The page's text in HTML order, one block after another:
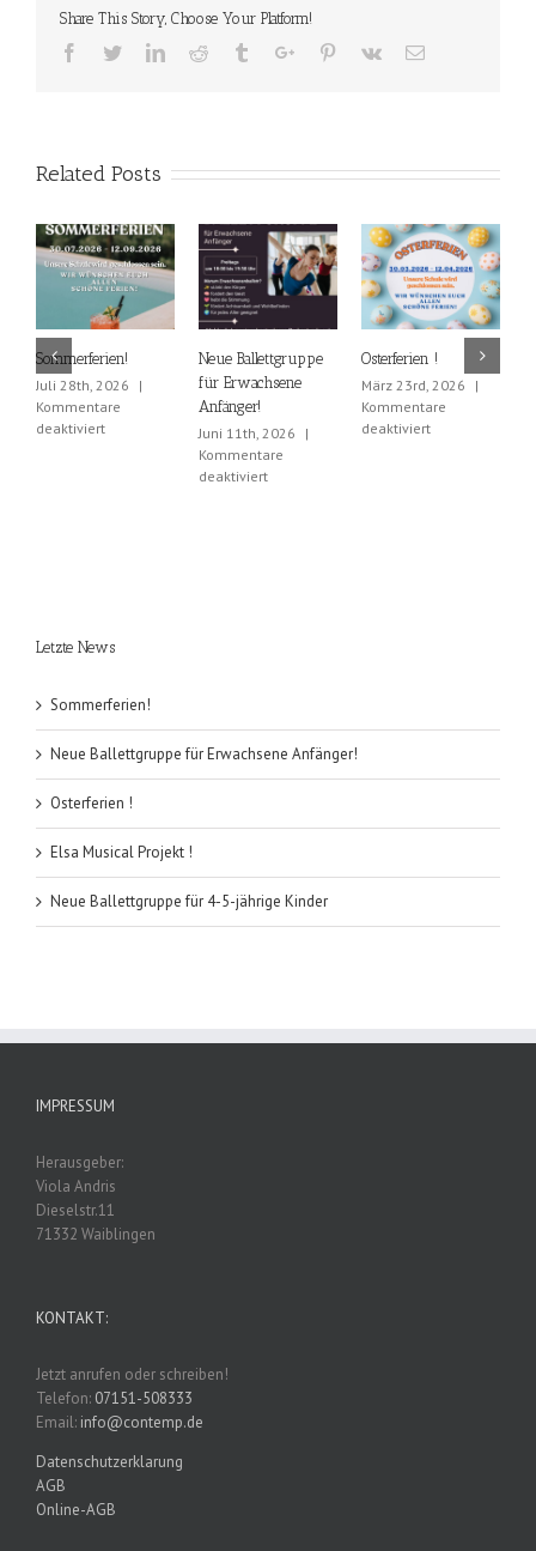
Share This Story, Choose Your Platform!
Facebook
TwitterLinkedinReddit TumblrGoogle+Pinterest
Vk Email
Related Posts
Sommerferien!
Juli 28th, 2026
|
Kommentare
deaktiviertfür
Sommerferien!
Neue Ballettgruppe
für Erwachsene
Anfänger!
Juni 11th, 2026
|
Kommentare
deaktiviertfür
Osterferien !
März 23rd, 2026
|
Kommentare
deaktiviertfür
Letzte News
Sommerferien!
Neue Ballettgruppe für Erwachsene Anfänger!
Osterferien !
Elsa Musical Projekt !
Neue Ballettgruppe für 4-5-jährige Kinder
IMPRESSUM
Herausgeber:
Viola Andris
Dieselstr.11
71332 Waiblingen
KONTAKT:
Jetzt anrufen oder schreiben!
Telefon: 07151-508333
Email: info@contemp.de
Datenschutzerklarung
AGB
Online-AGB